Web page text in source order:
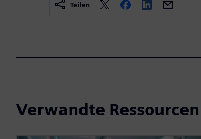
Teilen
Verwandte Ressourcen